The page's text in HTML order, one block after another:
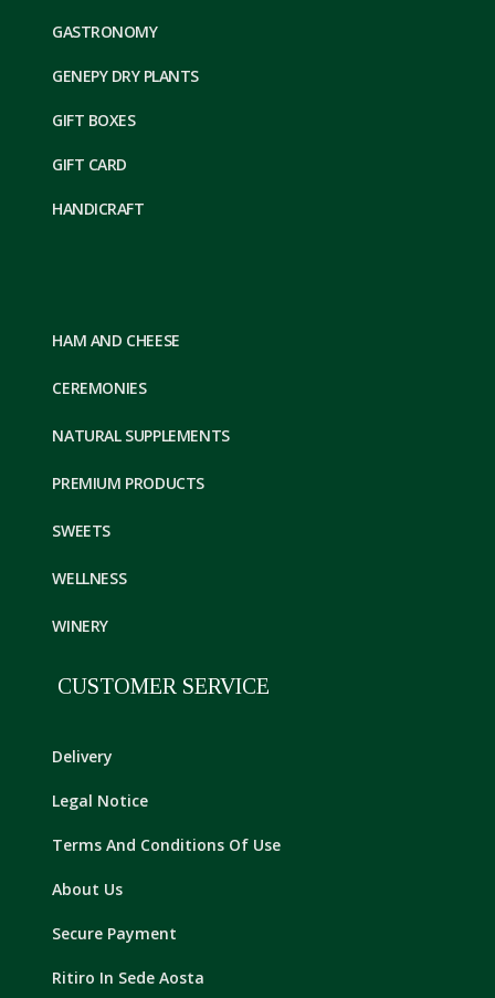
GASTRONOMY
GENEPY DRY PLANTS
GIFT BOXES
GIFT CARD
HANDICRAFT
HAM AND CHEESE
CEREMONIES
NATURAL SUPPLEMENTS
PREMIUM PRODUCTS
SWEETS
WELLNESS
WINERY
CUSTOMER SERVICE
Delivery
Legal Notice
Terms And Conditions Of Use
About Us
Secure Payment
Ritiro In Sede Aosta